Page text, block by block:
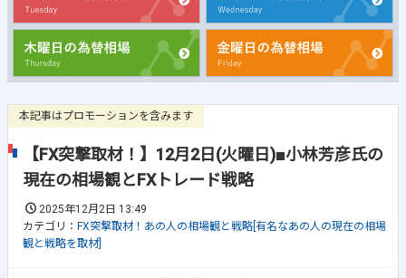
本記事はプロモーションを含みます
【FX突撃取材！】12月2日(火曜日)■小林芳彦氏の
現在の相場観とFXトレード戦略
2025年12月2日 13:49
カテゴリ： FX突撃取材！あの人の相場観と戦略[有名なあの人の現在の相場
観と戦略を取材]